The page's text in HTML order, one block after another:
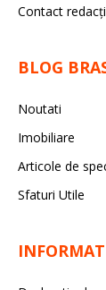
Contact
BLOG
Noutati
Imobiliare
Articole de
Sfaturi Utile